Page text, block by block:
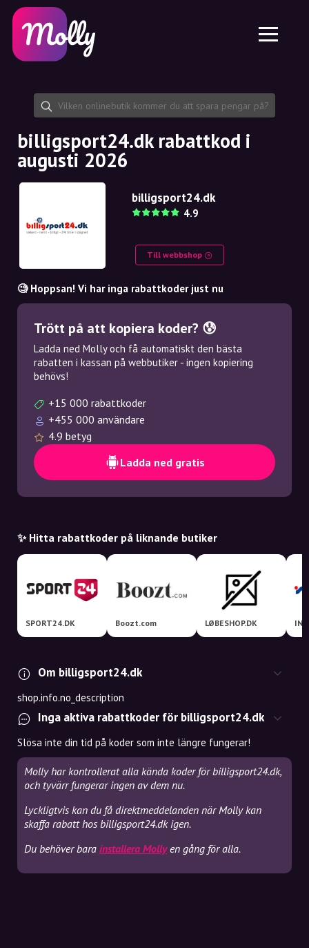
Hudvård
Hårvård
Dela rabattkod
Funktioner
Jobb
Om oss
Samarbete
Plattform
Molly till iPhone och iPad
Molly till Android
SE
EN
SE
NO
NL
billigsport24.dk rabattkod i
augusti 2026
billigsport24.dk
4.9
Till webbshop
🧐 Hoppsan! Vi har inga rabattkoder just nu
Trött på att kopiera koder? 😰
Ladda ned Molly och få automatiskt den bästa
rabatten i kassan på webbutiker - ingen kopiering
behövs!
+15 000 rabattkoder
+455 000 användare
4.9 betyg
Ladda ned gratis
✨ Hitta rabattkoder på liknande butiker
SPORT24.DK Boozt.com LØBESHOP.DK
Om billigsport24.dk
shop.info.no_description
Inga aktiva rabattkoder för billigsport24.dk
Slösa inte din tid på koder som inte längre fungerar!
Molly har kontrollerat alla kända koder för billigsport24.dk,
och tyvärr fungerar ingen av dem nu.
Lyckligtvis kan du få direktmeddelanden när Molly kan
skaffa rabatt hos billigsport24.dk igen.
Du behöver bara installera Mollyen gång för alla.